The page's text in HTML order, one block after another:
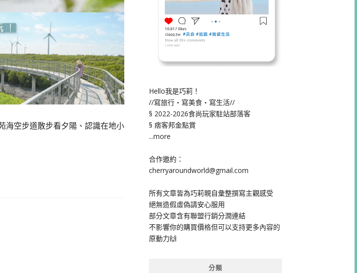
海空步道散步看夕陽、認識在地小
Hello我是巧莉！
//寫旅行・寫美食・寫生活//
§ 2022-2026食尚玩家駐站部落客
§ 痞客邦金點賞
...more
合作邀約：
cherryaroundworld@gmail.com
所有文章皆為巧莉親自彙整撰寫主觀感受
絕無造假虛偽請安心服用
部分文章含有聯盟行銷分潤連結
不影響你的購買價格但可以支持更多內容的
原動力🙌
分類